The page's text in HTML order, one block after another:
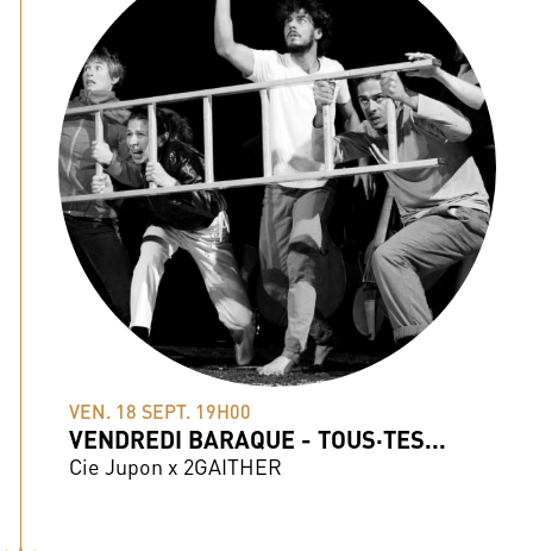
VEN. 18 SEPT. 19H00
VENDREDI BARAQUE - TOUS·TES...
Cie Jupon x 2GAITHER